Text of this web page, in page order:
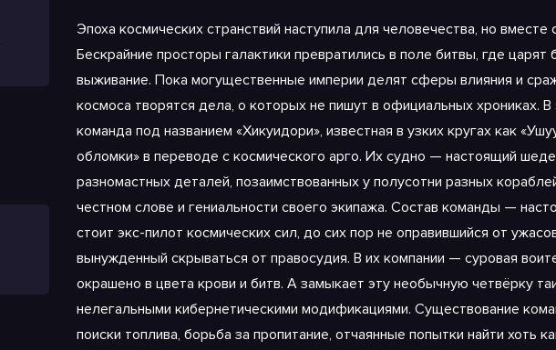
Эпоха космических странствий наступила для человечества, но
Бескрайние просторы галактики превратились в поле битвы, где царят
выживание. Пока могущественные империи делят сферы влияния и
космоса творятся дела, о которых не пишут в официальных хрониках.
команда под названием «Хикуидори», известная в узких кругах как
обломки» в переводе с космического арго. Их судно — настоящий
разномастных деталей, позаимствованных у полусотни разных
честном слове и гениальности своего экипажа. Состав команды —
стоит экс-пилот космических сил, до сих пор не оправившийся от
вынужденный скрываться от правосудия. В их компании — суровая
окрашено в цвета крови и битв. А замыкает эту необычную четвёрку
нелегальными кибернетическими модификациями. Существование
поиски топлива, борьба за пропитание, отчаянные попытки найти хоть